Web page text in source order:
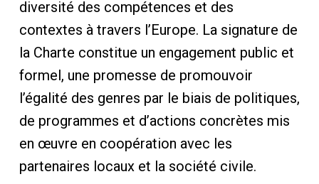
diversité des compétences et des
contextes à travers l’Europe. La signature de
la Charte constitue un engagement public et
formel, une promesse de promouvoir
l’égalité des genres par le biais de politiques,
de programmes et d’actions concrètes mis
en œuvre en coopération avec les
partenaires locaux et la société civile.